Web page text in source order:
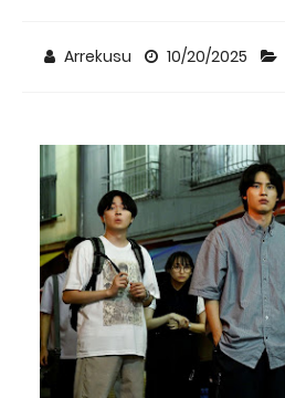
Arrekusu 10/20/2025